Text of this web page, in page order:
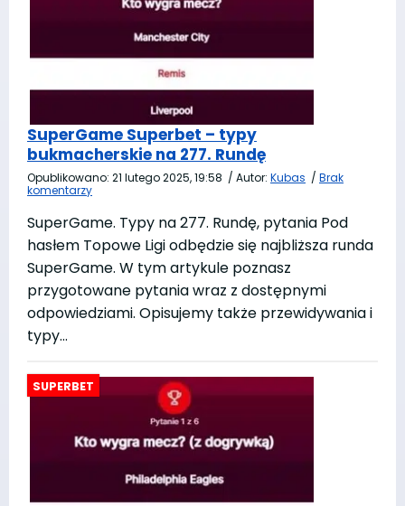
SuperGame Superbet – typy
bukmacherskie na 277. Rundę
Opublikowano: 21 lutego 2025, 19:58 / Autor: Kubas / Brak
komentarzy
SuperGame. Typy na 277. Rundę, pytania Pod
hasłem Topowe Ligi odbędzie się najbliższa runda
SuperGame. W tym artykule poznasz
przygotowane pytania wraz z dostępnymi
odpowiedziami. Opisujemy także przewidywania i
typy…